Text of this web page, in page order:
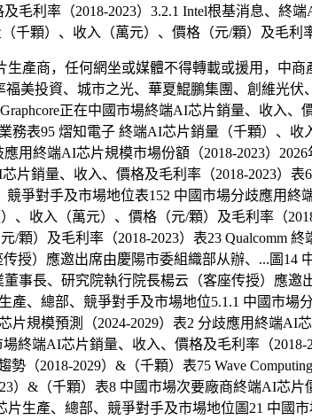
毛利率（2018-2023）3.2.1 Intel根基消息、終
顆）、收入（萬元）、價格（元/顆）及毛利率
商，任何網坐或媒體不得轉載或援用，中商
美投資、城市之光、華夏鯤鵬集團、創維光
正在中國市場終端AI芯片銷量、收入、
務表95 熠知電子 終端AI芯片銷量（千顆）、
用終端AI芯片規模市場份額（2018-2023）
片銷量、收入、價格及毛利率（2018-2023）
競爭對手及市場地位表152 中國市場分歧應用
、收入（萬元）、價格（元/顆）及毛利率（
）及毛利率（2018-2023）表23 Qualcomm
授）應邀出席由慶陽市委組織部从辦、...圖
事長、研究院執行院長楊云（客座传授）應
、總部、競爭對手及市場地位5.1.1 中國市場
規模預測（2024-2029）表2 分歧應用終端AI
終端AI芯片銷量、收入、價格及毛利率（
（2018-2029）&（千顆）表75 Wave
）&（千顆）表8 中國市場次要廠商終端AI芯
生產、總部、競爭對手及市場地位圖21 中國